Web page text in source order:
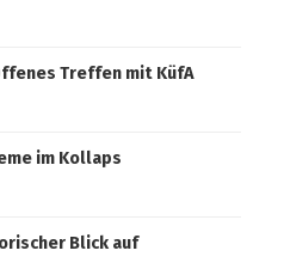
Treffen mit KüfA
im Kollaps
Blick auf